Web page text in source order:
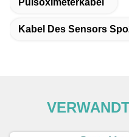
Pulsoximeterkabel
Kabel Des Sensors